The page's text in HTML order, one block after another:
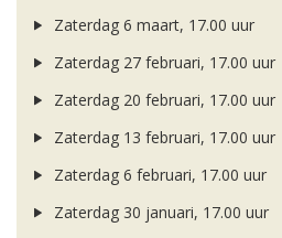
Zaterdag 6 maart, 17.00 uur
Zaterdag 27 februari, 17.00 uur
Zaterdag 20 februari, 17.00 uur
Zaterdag 13 februari, 17.00 uur
Zaterdag 6 februari, 17.00 uur
Zaterdag 30 januari, 17.00 uur